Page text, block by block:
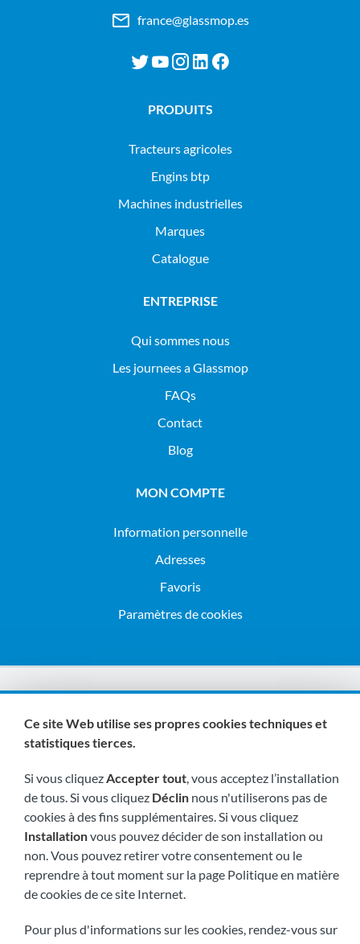
france@glassmop.es
PRODUITS
tracteurs agricoles
engins btp
machines industrielles
Marques
Catalogue
ENTREPRISE
Qui sommes nous
Les journees a Glassmop
FAQs
Contact
Blog
MON COMPTE
Information personnelle
Adresses
Favoris
Paramètres de cookies
Nous sommes membres de :
Visitez-nous bientôt à:
Ce site Web utilise ses propres cookies techniques et
statistiques tierces.
Si vous cliquezAccepter tout, vous acceptez l’installation
de tous. Si vous cliquez Déclin nous n'utiliserons pas de
cookies à des fins supplémentaires. Si vous cliquez
Installationvous pouvez décider de son installation ou
non. Vous pouvez retirer votre consentement ou le
reprendre à tout moment sur la page Politique en matière
de cookies de ce site Internet.
Pour plus d'informations sur les cookies, rendez-vous sur